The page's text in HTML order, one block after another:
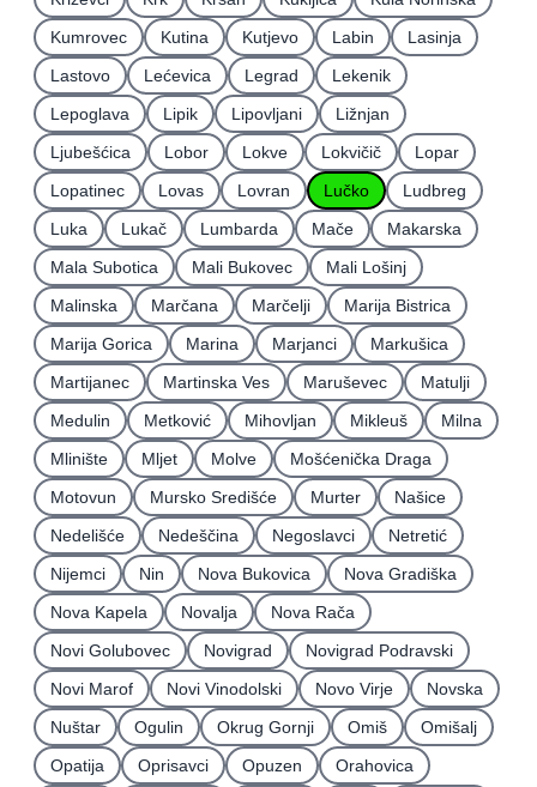
Kumrovec
Kutina Kutjevo Labin
Lasinja
Lastovo
Lećevica Legrad
Lekenik
Lepoglava
Lipik Lipovljani
Ližnjan
Ljubešćica
Lobor Lokve Lokvičič
Lopar
Lopatinec
Lovas Lovran Lučko
Ludbreg
Luka
Lukač Lumbarda Mače
Makarska
Mala Subotica
Mali Bukovec
Mali Lošinj
Malinska
Marčana Marčelji
Marija Bistrica
Marija Gorica
Marina Marjanci
Markušica
Martijanec
Martinska Ves Maruševec
Matulji
Medulin
Metković Mihovljan Mikleuš
Milna
Mlinište
Mljet Molve
Mošćenička Draga
Motovun
Mursko Središće Murter
Našice
Nedelišće
Nedeščina Negoslavci
Netretić
Nijemci
Nin Nova Bukovica
Nova Gradiška
Nova Kapela
Novalja
Nova Rača
Novi Golubovec
Novigrad
Novigrad Podravski
Novi Marof
Novi Vinodolski Novo Virje
Novska
Nuštar
Ogulin Okrug Gornji Omiš
Omišalj
Opatija
Oprisavci Opuzen
Orahovica